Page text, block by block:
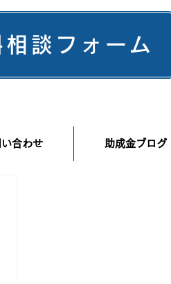
談フォーム
い合わせ 助成金ブログ